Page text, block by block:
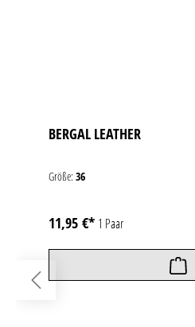
BERGAL LEATHER
Größe: 36
11,95 €* 1 Paar